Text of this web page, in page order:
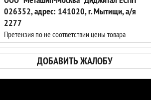
026352, адрес: 141020, г. Мытищи, а/я
2277
Претензия по не соответствии цены товара
ДОБАВИТЬ ЖАЛОБУ